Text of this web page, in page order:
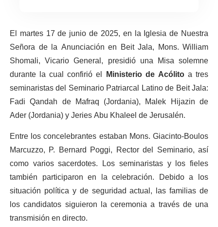
El martes 17 de junio de 2025, en la Iglesia de Nuestra
Señora de la Anunciación en Beit Jala, Mons. William
Shomali, Vicario General, presidió una Misa solemne
durante la cual confirió el Ministerio de Acólitoa tres
seminaristas del Seminario Patriarcal Latino de Beit Jala:
Fadi Qandah de Mafraq (Jordania), Malek Hijazin de
Ader (Jordania) y Jeries Abu Khaleel de Jerusalén.
Entre los concelebrantes estaban Mons. Giacinto-Boulos
Marcuzzo, P. Bernard Poggi, Rector del Seminario, así
como varios sacerdotes. Los seminaristas y los fieles
también participaron en la celebración. Debido a los
situación política y de seguridad actual, las familias de
los candidatos siguieron la ceremonia a través de una
transmisión en directo.